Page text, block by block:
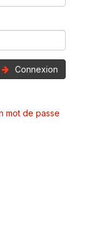
Connexion
mot de passe